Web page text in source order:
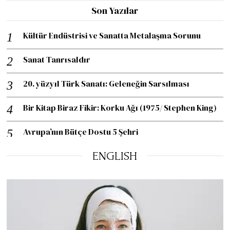
Son Yazılar
Kültür Endüstrisi ve Sanatta Metalaşma Sorunu
Sanat Tanrısaldır
20. yüzyıl Türk Sanatı: Geleneğin Sarsılması
Bir Kitap Biraz Fikir: Korku Ağı (1975/ Stephen King)
Avrupa’nın Bütçe Dostu 5 Şehri
ENGLISH